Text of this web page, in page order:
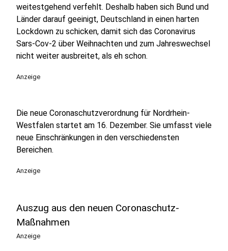
weitestgehend verfehlt. Deshalb haben sich Bund und
Länder darauf geeinigt, Deutschland in einen harten
Lockdown zu schicken, damit sich das Coronavirus
Sars-Cov-2 über Weihnachten und zum Jahreswechsel
nicht weiter ausbreitet, als eh schon.
Anzeige
Die neue Coronaschutzverordnung für Nordrhein-
Westfalen startet am 16. Dezember. Sie umfasst viele
neue Einschränkungen in den verschiedensten
Bereichen.
Anzeige
Auszug aus den neuen Coronaschutz-
Maßnahmen
Anzeige